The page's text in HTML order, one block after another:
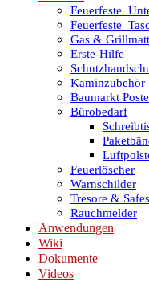
Gas &
Erste-Hilfe
Kaminzubehör
Baumarkt
Bürobedarf
Feuerlöscher
Warnschilder
Tresore & Safes
Rauchmelder
Anwendungen
Wiki
Dokumente
Videos